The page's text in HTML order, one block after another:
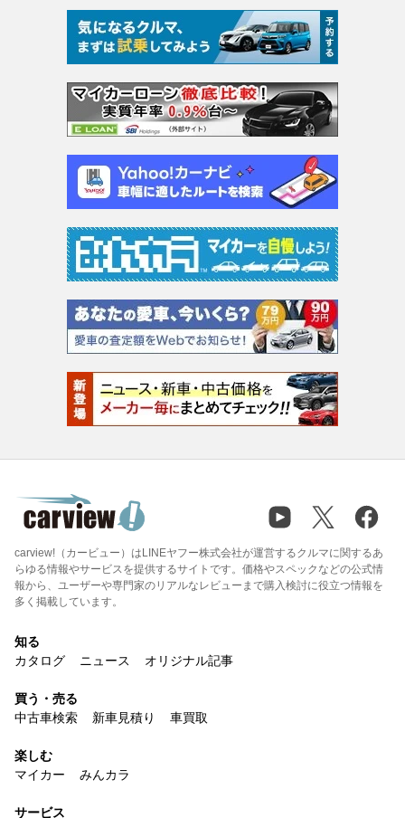
carview!（カービュー）はLINEヤフー株式会社が運営するクルマに関するあ
らゆる情報やサービスを提供するサイトです。価格やスペックなどの公式情
報から、ユーザーや専門家のリアルなレビューまで購入検討に役立つ情報を
多く掲載しています。
知る
カタログ
ニュース オリジナル記事
買う・売る
中古車検索
新車見積り 車買取
楽しむ
マイカー
みんカラ
サービス